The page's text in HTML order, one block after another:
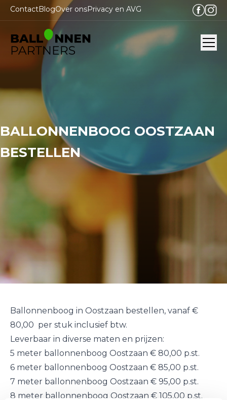
ContactBlogOver onsPrivacy en AVG
BALLONNENBOOG OOSTZAAN
BESTELLEN
Ballonnenboog in Oostzaan bestellen, vanaf €
80,00 per stuk inclusief btw.
Leverbaar in diverse maten en prijzen:
5 meter ballonnenboog Oostzaan € 80,00 p.st.
6 meter ballonnenboog Oostzaan € 85,00 p.st.
7 meter ballonnenboog Oostzaan € 95,00 p.st.
8 meter ballonnenboog Oostzaan € 105,00 p.st.